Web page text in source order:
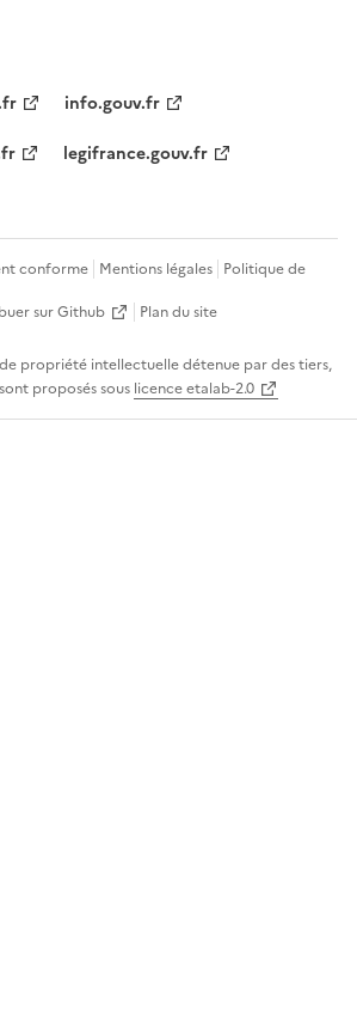
info.gouv.fr
legifrance.gouv.fr
conforme Mentions légales Politique de
sur Github Plan du site
propriété intellectuelle détenue par des tiers,
proposés sous licence etalab-2.0